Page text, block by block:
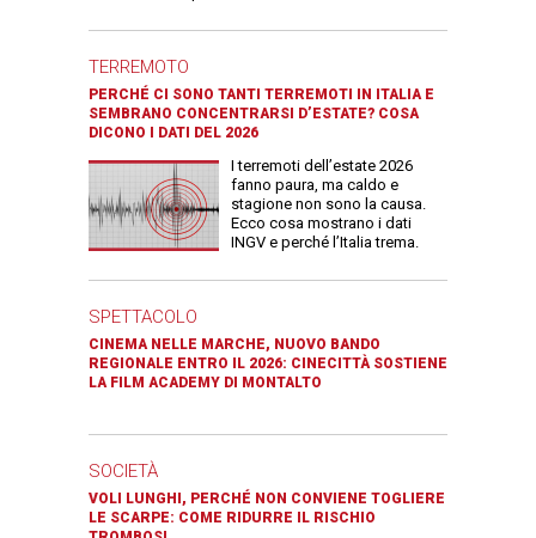
TERREMOTO
PERCHÉ CI SONO TANTI TERREMOTI IN ITALIA E
SEMBRANO CONCENTRARSI D’ESTATE? COSA
DICONO I DATI DEL 2026
I terremoti dell’estate 2026
fanno paura, ma caldo e
stagione non sono la causa.
Ecco cosa mostrano i dati
INGV e perché l’Italia trema.
SPETTACOLO
CINEMA NELLE MARCHE, NUOVO BANDO
REGIONALE ENTRO IL 2026: CINECITTÀ SOSTIENE
LA FILM ACADEMY DI MONTALTO
SOCIETÀ
VOLI LUNGHI, PERCHÉ NON CONVIENE TOGLIERE
LE SCARPE: COME RIDURRE IL RISCHIO